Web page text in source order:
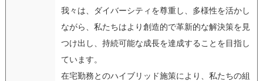
我々は、ダイバーシティを尊重し、多様性を活かし
ながら、私たちはより創造的で革新的な解決策を見
つけ出し、持続可能な成長を達成することを目指し
ています。
在宅勤務とのハイブリッド施策により、私たちの組